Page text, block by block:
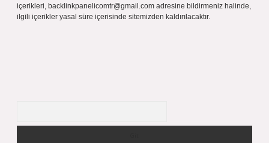
içerikleri, backlinkpanelicomtr@gmail.com adresine bildirmeniz halinde,
ilgili içerikler yasal süre içerisinde sitemizden kaldırılacaktır.